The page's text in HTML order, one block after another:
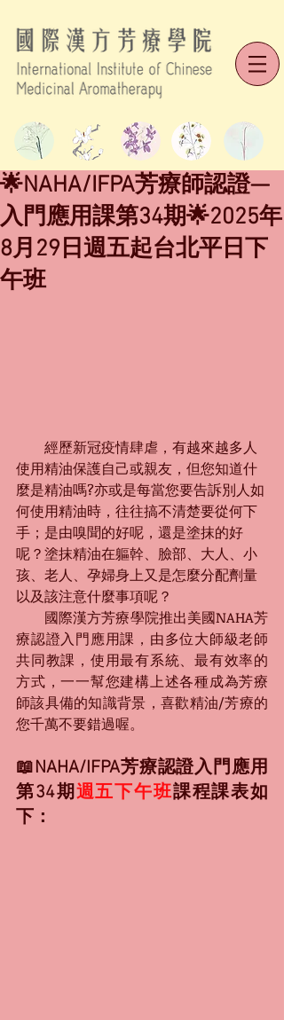
🌟NAHA/IFPA芳療師認證—
入門應用課第34期🌟2025年
8月29日週五起台北平日下
午班
經歷新冠疫情肆虐，有越來越多人
使用精油保護自己或親友，但您知道什
麼是精油嗎?亦或是每當您要告訴別人如
何使用精油時，往往搞不清楚要從何下
手；是由嗅聞的好呢，還是塗抹的好
呢？塗抹精油在軀幹、臉部、大人、小
孩、老人、孕婦身上又是怎麼分配劑量
以及該注意什麼事項呢？
國際漢方芳療學院推出美國NAHA芳
療認證入門應用課，由多位大師級老師
共同教課，使用最有系統、最有效率的
方式，一一幫您建構上述各種成為芳療
師該具備的知識背景，喜歡精油/芳療的
您千萬不要錯過喔。
📖NAHA/IFPA芳療認證入門應用
第34期週五下午班課程課表如
下：